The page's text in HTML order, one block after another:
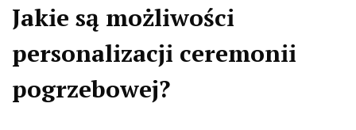
Jakie są możliwości
personalizacji ceremonii
pogrzebowej?